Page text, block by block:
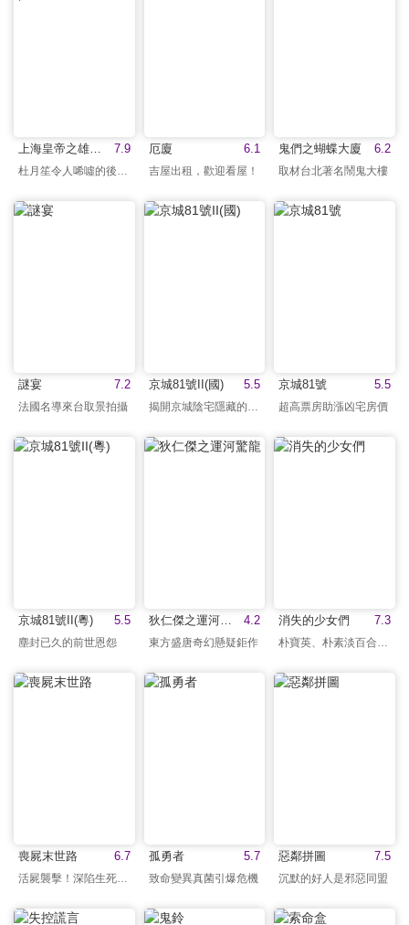
7.9
上海皇帝之雄霸天下
杜月笙令人唏噓的後半生
6.1
厄廈
吉屋出租，歡迎看屋！
6.2
鬼們之蝴蝶大廈
取材台北著名鬧鬼大樓
7.2
謎宴
法國名導來台取景拍攝
5.5
京城81號II(國)
揭開京城陰宅隱藏的秘密
5.5
京城81號
超高票房助漲凶宅房價
5.5
京城81號II(粵)
塵封已久的前世恩怨
4.2
狄仁傑之運河驚龍
東方盛唐奇幻懸疑鉅作
7.3
消失的少女們
朴寶英、朴素淡百合CP
6.7
喪屍末世路 5.7
孤勇者
致命變異真菌引爆危機
7.5
惡鄰拼圖
沉默的好人是邪惡同盟